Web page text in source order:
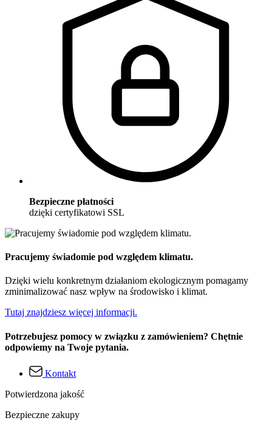
Bezpieczne płatności
dzięki certyfikatowi SSL
Pracujemy świadomie pod względem klimatu.
Dzięki wielu konkretnym działaniom ekologicznym pomagamy
zminimalizować nasz wpływ na środowisko i klimat.
Tutaj znajdziesz więcej informacji.
Potrzebujesz pomocy w związku z zamówieniem? Chętnie
odpowiemy na Twoje pytania.
Kontakt
Potwierdzona jakość
Bezpieczne zakupy